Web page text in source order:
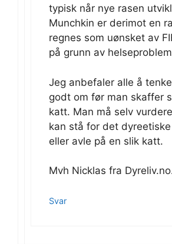
typisk når nye rasen
Munchkin er derimot en
regnes som uønsket av
på grunn av
Jeg anbefaler alle å
godt om før man skaffer
katt. Man må selv
kan stå for det
eller avle på en slik katt.
Mvh Nicklas fra
Svar